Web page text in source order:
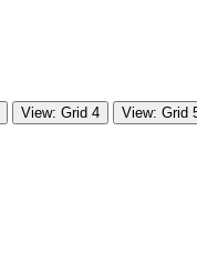
View: Grid 4 View: Grid